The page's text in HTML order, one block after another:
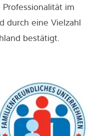
im
durch eine Vielzahl
bestätigt.